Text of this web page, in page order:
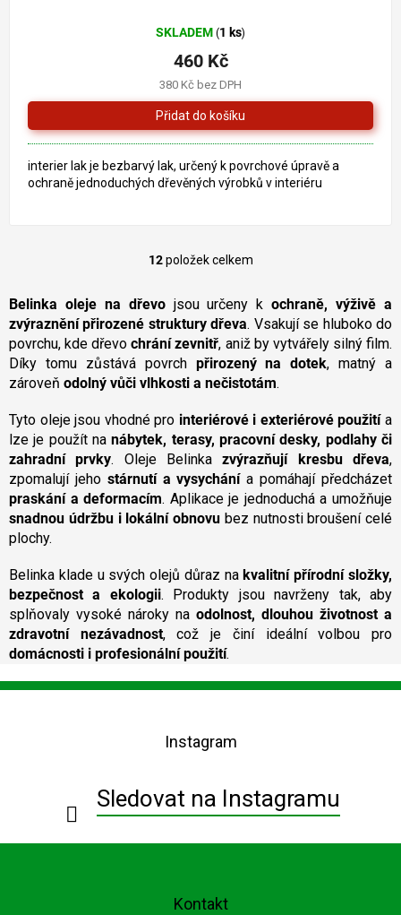
SKLADEM (1 ks)
380 Kč bez DPH
460 Kč
interier lak je bezbarvý lak, určený k povrchové úpravě a
ochraně jednoduchých dřevěných výrobků v interiéru
O
l
á
d
a
c
í
r
v
k
y
v
ý
p
u
12položek celkem
Belinka oleje na dřevojsou určeny kochraně, výživě a
zvýraznění přirozené struktury dřeva. Vsakují se hluboko do
povrchu, kde dřevochrání zevnitř, aniž by vytvářely silný film.
Díky tomu zůstává povrch přirozený na dotek, matný a
zároveň odolný vůči vlhkosti a nečistotám.
Tyto oleje jsou vhodné pro interiérové i exteriérové použitía
lze je použít nanábytek, terasy, pracovní desky, podlahy či
zahradní prvky. Oleje Belinkazvýrazňují kresbu dřeva,
zpomalují jeho stárnutí a vysychánía pomáhají předcházet
praskání a deformacím. Aplikace je jednoduchá a umožňuje
snadnou údržbu i lokální obnovu bez nutnosti broušení celé
plochy.
Belinka klade u svých olejů důraz nakvalitní přírodní složky,
bezpečnost a ekologii. Produkty jsou navrženy tak, aby
splňovaly vysoké nároky na odolnost, dlouhou životnost a
zdravotní nezávadnost, což je činí ideální volbou pro
domácnosti i profesionální použití.
Z
Instagram
Sledovat na Instagramu
Kontakt